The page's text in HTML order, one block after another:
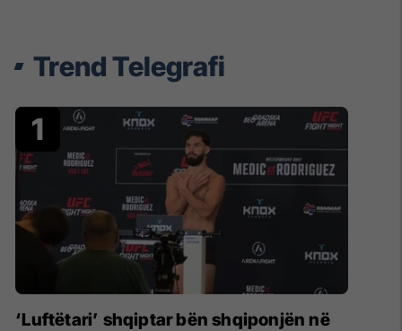
Trend Telegrafi
‘Luftëtari’ shqiptar bën shqiponjën në